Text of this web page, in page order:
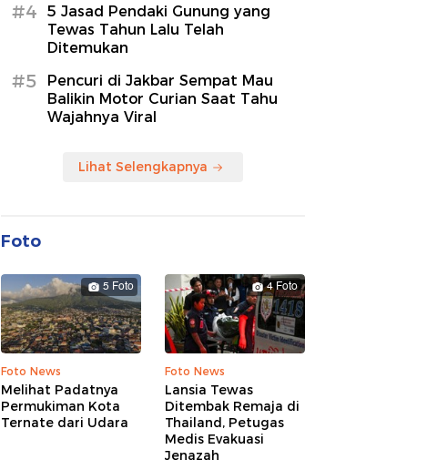
#4
5 Jasad Pendaki Gunung yang
Tewas Tahun Lalu Telah
Ditemukan
#5
Pencuri di Jakbar Sempat Mau
Balikin Motor Curian Saat Tahu
Wajahnya Viral
Lihat Selengkapnya
Foto
5 Foto
Foto News
Melihat Padatnya
Permukiman Kota
Ternate dari Udara
4 Foto
Foto News
Lansia Tewas
Ditembak Remaja di
Thailand, Petugas
Medis Evakuasi
Jenazah